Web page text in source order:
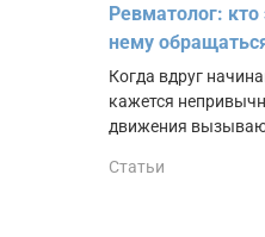
Ревматолог: кто
нему
Когда вдруг
кажется
движения
Статьи